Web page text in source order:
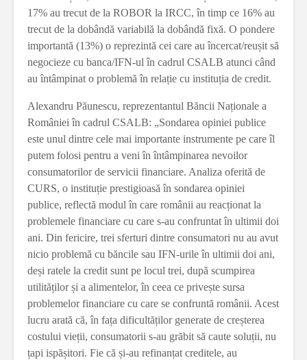
17% au trecut de la ROBOR la IRCC, în timp ce 16% au
trecut de la dobândă variabilă la dobândă fixă. O pondere
importantă (13%) o reprezintă cei care au încercat/reușit să
negocieze cu banca/IFN-ul în cadrul CSALB atunci când
au întâmpinat o problemă în relație cu instituția de credit.
Alexandru Păunescu, reprezentantul Băncii Naționale a
României în cadrul CSALB: „Sondarea opiniei publice
este unul dintre cele mai importante instrumente pe care îl
putem folosi pentru a veni în întâmpinarea nevoilor
consumatorilor de servicii financiare. Analiza oferită de
CURS, o instituție prestigioasă în sondarea opiniei
publice, reflectă modul în care românii au reacționat la
problemele financiare cu care s-au confruntat în ultimii doi
ani. Din fericire, trei sferturi dintre consumatori nu au avut
nicio problemă cu băncile sau IFN-urile în ultimii doi ani,
deși ratele la credit sunt pe locul trei, după scumpirea
utilităților și a alimentelor, în ceea ce privește sursa
problemelor financiare cu care se confruntă românii. Acest
lucru arată că, în fața dificultăților generate de creșterea
costului vieții, consumatorii s-au grăbit să caute soluții, nu
țapi ispășitori. Fie că și-au refinanțat creditele, au